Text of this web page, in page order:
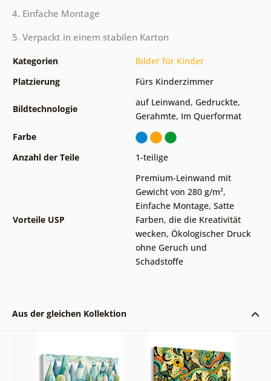
4. Einfache Montage
5. Verpackt in einem stabilen Karton
Kategorien
Bilder für Kinder
Platzierung
Fürs Kinderzimmer
Bildtechnologie
auf Leinwand, Gedruckte,
Gerahmte, Im Querformat
Farbe
Anzahl der Teile
1-teilige
Vorteile USP
Premium-Leinwand mit
Gewicht von 280 g/m²,
Einfache Montage, Satte
Farben, die die Kreativität
wecken, Ökologischer Druck
ohne Geruch und
Schadstoffe
Aus der gleichen Kollektion